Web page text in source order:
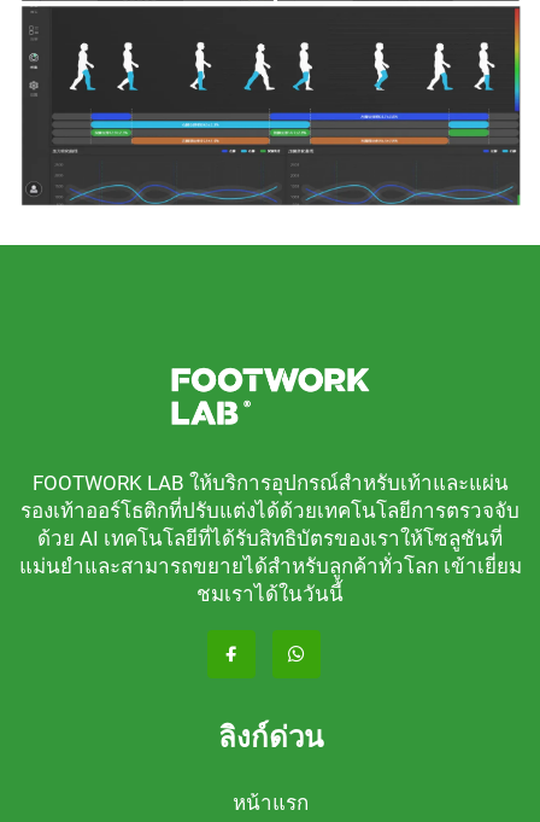
FOOTWORK LAB ให้บริการอุปกรณ์สำหรับเท้าและแผ่น
รองเท้าออร์โธติกที่ปรับแต่งได้ด้วยเทคโนโลยีการตรวจจับ
ด้วย AI เทคโนโลยีที่ได้รับสิทธิบัตรของเราให้โซลูชันที่
แม่นยำและสามารถขยายได้สำหรับลูกค้าทั่วโลก เข้าเยี่ยม
ชมเราได้ในวันนี้
ลิงก์ด่วน
หน้าแรก